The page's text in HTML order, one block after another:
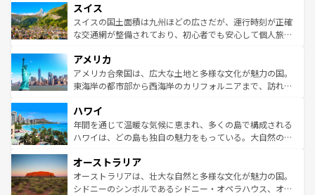
れる地方に足を運ぶとそれぞれで全く異なる文化を体験で
きるだろう。 なお、新着のフランス情報はコンテンツ一覧
を参照してほしい。
は、お酒好きな人にはぜひ体験してほしい。 なお、新着の
ドイツ情報はコンテンツ一覧を参照してほしい。
リアごとに異なる魅力がある。また、優雅なアフタヌーン
ティー、ビール好きにはたまらない英国パブ、サッカー観
戦など、本場だからこそできる体験も豊富。イギリスを旅
ンツ一覧を参照してほしい。
スイス
スイスの国土面積は九州ほどの広さだが、運行時刻が正確
な交通網が整備されており、初心者でも安心して個人旅行
の建物がそのまま残る町や、スイスならではのユニークな
博物館もあり、アルプス観光だけでなく町歩きも満喫する
ことができる。国民の所得が高いため物価も高いが、旅行
ば市内交通費無料で観光を楽しむこともできる。 なお、新
着のスイス情報はコンテンツ一覧 を参照してほしい。
アメリカ
アメリカ合衆国は、広大な土地と多様な文化が魅力の国。
東海岸の都市部から西海岸のカリフォルニアまで、訪れる
のような巨大都市は、観光、ショッピング、エンターテイ
ンメントが詰まった刺激的なスポットだ。一方、アメリカ
西部には大自然が広がり、グランドキャニオンやイエロー
部のニューオーリンズでは、音楽と美食が融合した独特の
文化が魅力。旅行者はアメリカの各地域で異なる魅力を楽
しみながら、その多様性と豊かな歴史を感じることができ
ハワイ
年間を通じて温暖な気候に恵まれ、多くの島で構成される
ハワイは、どの島も独自の魅力をもっている。大自然の神
ワイ島は見逃せない。また、定番の観光地といえばオアフ
島だが、静かな自然を求めるならマウイ島やカウアイ島が
おすすめ。エメラルドグリーンに輝く海をはじめ、豊かな
オーストラリア
オーストラリアは、壮大な自然と多様な文化が魅力の国。
シドニーのシンボルであるシドニー・オペラハウス、オー